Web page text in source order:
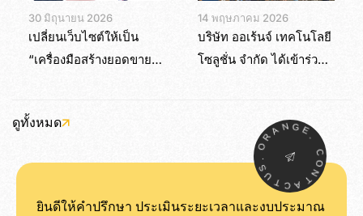
30 มิถุนายน 2026
เปลี่ยนเว็บไซต์ให้เป็น
“เครื่องมือสร้างยอดขาย”
14 พฤษภาคม 2026
บริษัท ออเร้นจ์ เทคโนโลยี
โซลูชั่น จำกัด ได้เข้าร่วม
“Cloud & AI Boot Camp
ดูทั้งหมด
ยินดีให้คำปรึกษา ประเมินระยะเวลาและงบประมาณ
C
O
N
T
A
C
T
U
S
O
RA N GE
.